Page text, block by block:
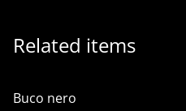
Related items
Buco nero